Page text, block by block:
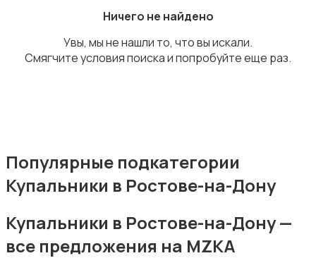
Головные уборыНичего не найдено
Увы, мы не нашли то, что вы искали.
Смягчите условия поиска и попробуйте еще раз.
Популярные подкатегории
Купальники в Ростове-на-Дону
Купальники в Ростове-на-Дону —
все предложения на MZKA